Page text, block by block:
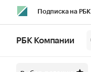
Подписка на РБК
РБК Компании